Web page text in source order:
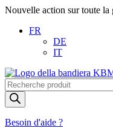
Nouvelle action sur toute
FR
DE
IT
Recherche
de
produits
Besoin d'aide ?